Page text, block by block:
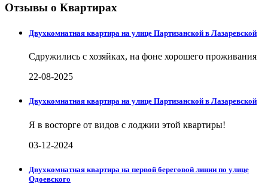
Отзывы о Квартирах
Двухкомнатная квартира на улице Партизанской в Лазаревской
Сдружились с хозяйках, на фоне хорошего проживания
22-08-2025
Двухкомнатная квартира на улице Партизанской в Лазаревской
Я в восторге от видов с лоджии этой квартиры!
03-12-2024
Двухкомнатная квартира на первой береговой линии по улице
Одоевского